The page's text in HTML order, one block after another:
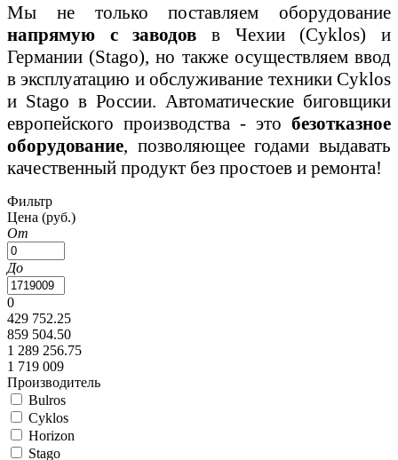
Мы не только поставляем оборудование
напрямую с заводов в Чехии (Cyklos) и
Германии (Stago), но также осуществляем ввод
в эксплуатацию и обслуживание техники Cyklos
и Stago в России. Автоматические биговщики
европейского производства - это безотказное
оборудование, позволяющее годами выдавать
качественный продукт без простоев и ремонта!
Фильтр
Цена (руб.)
От
До
0
429 752.25
859 504.50
1 289 256.75
1 719 009
Производитель
Bulros
Cyklos
Horizon
Stago